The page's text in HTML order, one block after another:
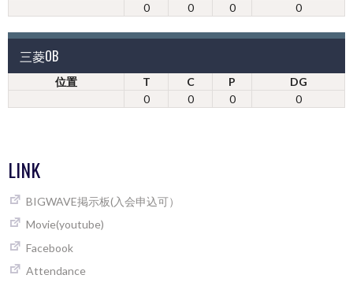
0
0 0 0
三菱OB
位置 T C P
DG
0
0 0 0
LINK
BIGWAVE掲示板(入会申込可）
Movie(youtube)
Facebook
Attendance